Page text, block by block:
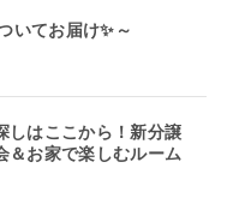
いてお届け✨～
しはここから！新分譲
＆お家で楽しむルーム